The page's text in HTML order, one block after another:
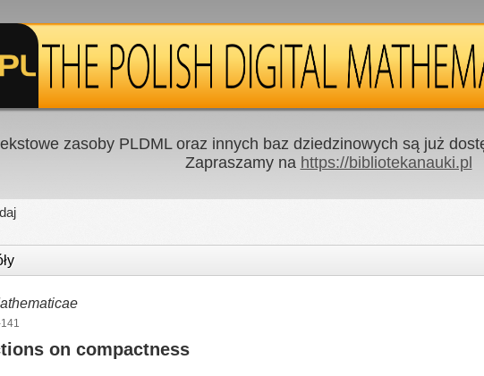
zasoby PLDML oraz innych baz dziedzinowych są już
Zapraszamy na https://bibliotekanauki.pl
141
on compactness